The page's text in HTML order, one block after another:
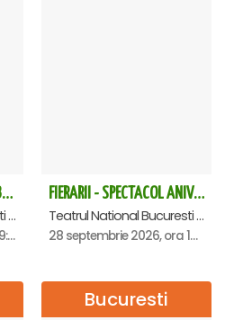
TACHE IANKE SI CADAR - Bucuresti
Teatrul National Bucuresti - Sala Ion Caramitru, Bucuresti
21 septembrie 2026, ora 19:00
FIERARII - SPECTACOL ANIVERSAR GEORGE MIHĂIȚĂ
Teatrul National Bucuresti - Sala Ion Caramitru, Bucuresti
28 septembrie 2026, ora 19:00
Bucuresti